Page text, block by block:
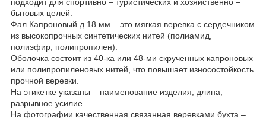
подходит для спортивно – туристических и хозяйственно –
бытовых целей.
Фал Капроновый д.18 мм – это мягкая веревка с сердечником
из высокопрочных синтетических нитей (полиамид,
полиэфир, полипропилен).
Оболочка состоит из 40-ка или 48-ми скрученных капроновых
или полипропиленовых нитей, что повышает износостойкость
прочной веревки.
На этикетке указаны – наименование изделия, длина,
разрывное усилие.
На фотографии качественная связанная веревками бухта –